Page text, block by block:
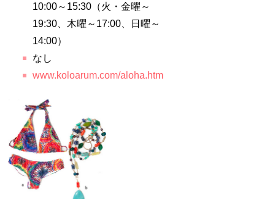
10:00～15:30（火・金曜～
19:30、木曜～17:00、日曜～
14:00）
なし
www.koloarum.com/aloha.htm